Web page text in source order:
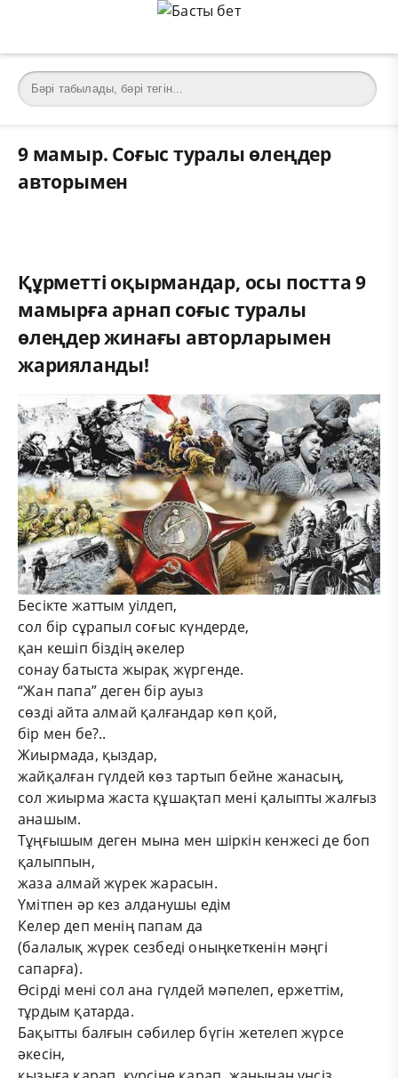
9 мамыр. Соғыс туралы өлеңдер
авторымен
Құрметті оқырмандар, осы постта 9
мамырға арнап соғыс туралы
өлеңдер жинағы авторларымен
жарияланды!
Бесікте жаттым уілдеп,
сол бір сұрапыл соғыс күндерде,
қан кешіп біздің әкелер
сонау батыста жырақ жүргенде.
“Жан папа” деген бір ауыз
сөзді айта алмай қалғандар көп қой,
бір мен бе?..
Жиырмада, қыздар,
жайқалған гүлдей көз тартып бейне жанасың,
сол жиырма жаста құшақтап мені қалыпты жалғыз
анашым.
Тұңғышым деген мына мен шіркін кенжесі де боп
қалыппын,
жаза алмай жүрек жарасын.
Үмітпен әр кез алданушы едім
Келер деп менің папам да
(балалық жүрек сезбеді оныңкеткенін мәңгі
сапарға).
Өсірді мені сол ана гүлдей мәпелеп, ержеттім,
тұрдым қатарда.
Бақытты балғын сәбилер бүгін жетелеп жүрсе
әкесін,